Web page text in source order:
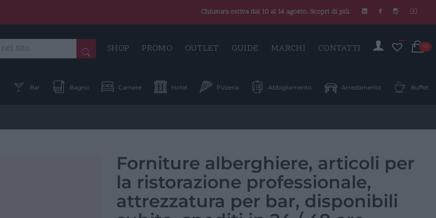
Chiusura estiva dal 10 al 14 agosto. Scopri di più.
SHOP PROMO OUTLET GUIDE MARCHI CONTATTI (0)
Bar Bagno Camere Hotel Pizzeria Abbigliamento Arredamento Buffet
Forniture alberghiere, articoli per
la ristorazione professionale,
attrezzatura per bar, disponibili